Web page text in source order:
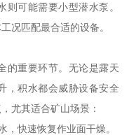
可能需要小型潜水泵。
况匹配最合适的设备。
的重要环节。无论是露天
，积水都会威胁设备安全
尤其适合矿山场景：
，快速恢复作业面干燥。